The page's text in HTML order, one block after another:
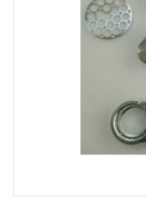
CNC加工